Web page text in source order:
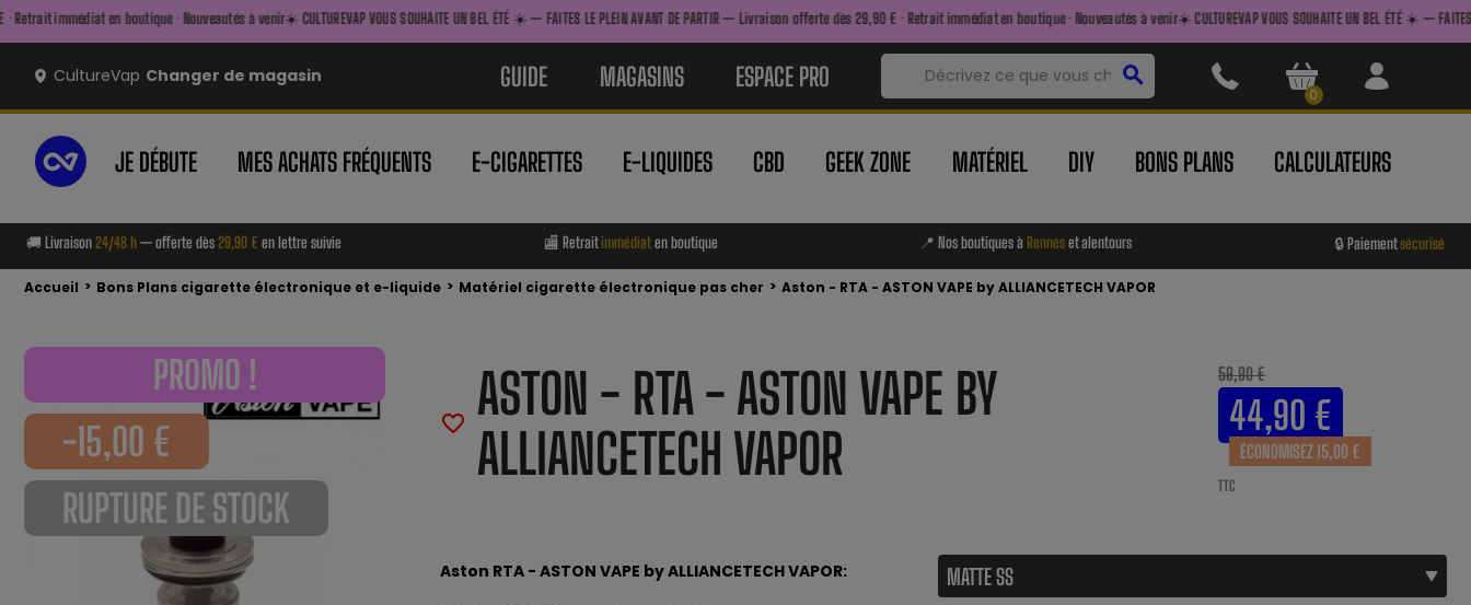
en boutique · Nouveautés à venir☀️ CULTUREVAP VOUS SOUHAITE UN BEL ÉTÉ ☀️ — FAITES LE PLEIN AVANT DE PARTIR — Livraison offerte dès 29,90 € · Retrait immédiat en boutique · Nouveautés à venir☀️ CULTUREVAP VOUS SOUHAITE UN BEL ÉTÉ ☀️ — FAITES LE PLEIN
CultureVap Changer de magasin GUIDE MAGASINS ESPACE PRO search
0
JE DÉBUTE MES ACHATS FRÉQUENTS E-CIGARETTES E-LIQUIDES CBD GEEK ZONE MATÉRIEL DIY BONS PLANS CALCULATEURS
🚚 Livraison24/48 h— offerte dès29,90 € en lettre suivie 🏬 Retraitimmédiaten boutique 📍 Nos boutiques à Renneset alentours 🔒 Paiementsécurisé
Accueil > Bons Plans cigarette électronique et e-liquide > Matériel cigarette électronique pas cher > Aston - RTA - ASTON VAPE by ALLIANCETECH VAPOR
PROMO !
-15,00 €
RUPTURE DE STOCK
favorite_border ASTON - RTA - ASTON VAPE BY
ALLIANCETECH VAPOR
59,90 €
44,90 €
ÉCONOMISEZ 15,00 €
TTC
Aston RTA - ASTON VAPE by ALLIANCETECH VAPOR: